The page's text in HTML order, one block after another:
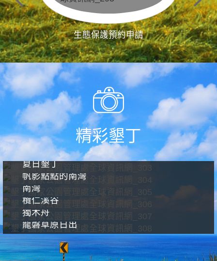
生態保護預約申請
精彩墾丁
夏日墾丁
帆影點點的南灣
南灣
欖仁溪谷
獨木舟
龍磐草原日出